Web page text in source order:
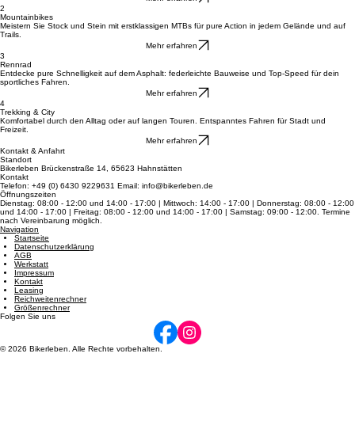
Erste sichere Fahrversuche mit unseren hochwertigen Kinderrädern. Ideal für kleine Entdecker
und Beginner.
Mehr erfahren
2
Meistern Sie Stock und Stein mit erstklassigen MTBs für pure Action in jedem Gelände und auf
Trails.
Mehr erfahren
3
Entdecke pure Schnelligkeit auf dem Asphalt: federleichte Bauweise und Top-Speed für dein
sportliches Fahren.
Mehr erfahren
4
Komfortabel durch den Alltag oder auf langen Touren. Entspanntes Fahren für Stadt und
Freizeit.
Mehr erfahren
Kontakt & Anfahrt
Standort
Bikerleben Brückenstraße 14, 65623 Hahnstätten
Kontakt
Telefon: +49 (0) 6430 9229631 Email: info@bikerleben.de
Öffnungszeiten
Dienstag: 08:00 - 12:00 und 14:00 - 17:00 | Mittwoch: 14:00 - 17:00 | Donnerstag: 08:00 - 12:00
und 14:00 - 17:00 | Freitag: 08:00 - 12:00 und 14:00 - 17:00 | Samstag: 09:00 - 12:00. Termine
nach Vereinbarung möglich.
Navigation
Startseite
Datenschutzerklärung
AGB
Werkstatt
Impressum
Kontakt
Leasing